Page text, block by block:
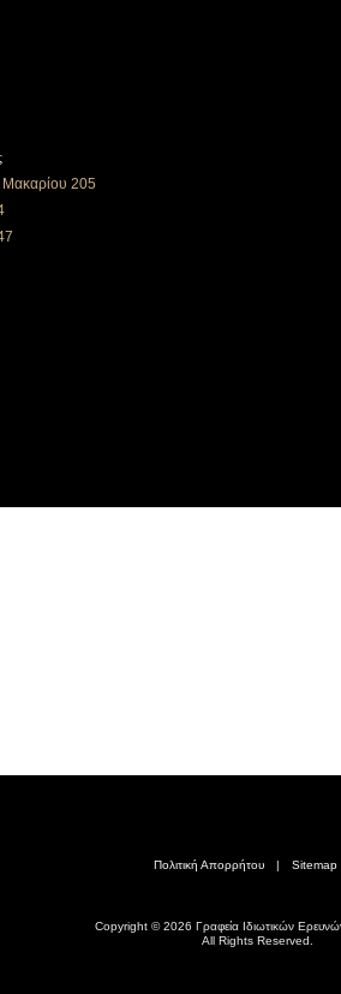
Μακαρίου 205
Πολιτική Απορρήτου Sitemap
Copyright © 2026 Γραφεία Ιδιωτικών
All Rights Reserved.